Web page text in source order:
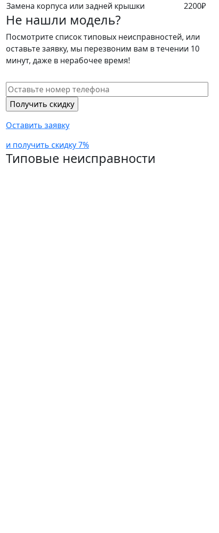
Замена корпуса или задней крышки 2200₽
Не нашли модель?
Посмотрите список типовых неисправностей, или
оставьте заявку, мы перезвоним вам в течении 10
минут, даже в нерабочее время!
Оставить заявку
и получить скидку 7%
Типовые неисправности